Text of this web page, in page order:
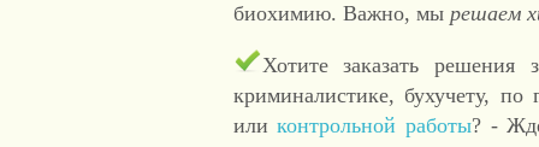
биохимию. Важно, мы решаем
Хотите заказать решения
криминалистике, бухучету,
иликонтрольной работы? -